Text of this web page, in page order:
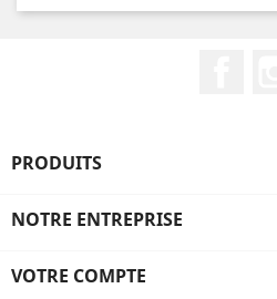
PRODUITS
NOTRE ENTREPRISE
VOTRE COMPTE